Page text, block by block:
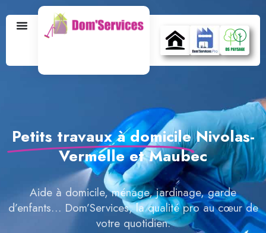
Petits travaux à domicile Nivolas-
Vermelle et Maubec
Aide à domicile, ménage, jardinage, garde
d’enfants… Dom’Services, la qualité pro au cœur de
votre quotidien.